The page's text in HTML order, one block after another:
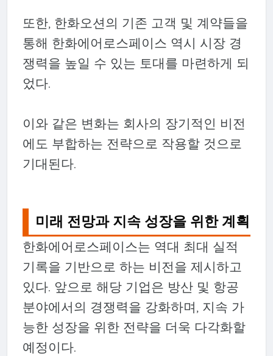
또한, 한화오션의 기존 고객 및 계약들을
통해 한화에어로스페이스 역시 시장 경
쟁력을 높일 수 있는 토대를 마련하게 되
었다.
이와 같은 변화는 회사의 장기적인 비전
에도 부합하는 전략으로 작용할 것으로
기대된다.
미래 전망과 지속 성장을 위한 계획
한화에어로스페이스는 역대 최대 실적
기록을 기반으로 하는 비전을 제시하고
있다. 앞으로 해당 기업은 방산 및 항공
분야에서의 경쟁력을 강화하며, 지속 가
능한 성장을 위한 전략을 더욱 다각화할
예정이다.